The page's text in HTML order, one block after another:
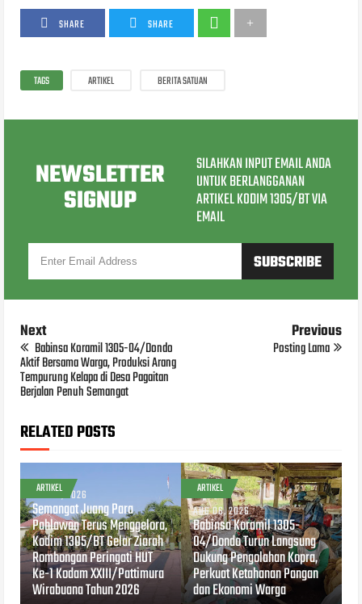
SHARE SHARE
TAGS ARTIKEL BERITA SATUAN
NEWSLETTER
SIGNUP
SILAHKAN INPUT EMAIL ANDA
UNTUK BERLANGGANAN
ARTIKEL KODIM 1305/BT VIA
EMAIL
Next
Babinsa Koramil 1305-04/Dondo
Aktif Bersama Warga, Produksi Arang
Tempurung Kelapa di Desa Pagaitan
Berjalan Penuh Semangat
Previous
Posting Lama
RELATED POSTS
ARTIKEL
AUG 07, 2026
Semangat Juang Para
Pahlawan Terus Menggelora,
Kodim 1305/BT Gelar Ziarah
Rombongan Peringati HUT
Ke-1 Kodam XXIII/Pattimura
Wirabuana Tahun 2026
ARTIKEL
AUG 06, 2026
Babinsa Koramil 1305-
04/Dondo Turun Langsung
Dukung Pengolahan Kopra,
Perkuat Ketahanan Pangan
dan Ekonomi Warga